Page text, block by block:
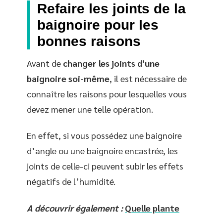
Refaire les joints de la
baignoire pour les
bonnes raisons
Avant de changer les joints d’une
baignoire soi-même, il est nécessaire de
connaître les raisons pour lesquelles vous
devez mener une telle opération.
En effet, si vous possédez une baignoire
d’angle ou une baignoire encastrée, les
joints de celle-ci peuvent subir les effets
négatifs de l’humidité.
A découvrir également : Quelle plante